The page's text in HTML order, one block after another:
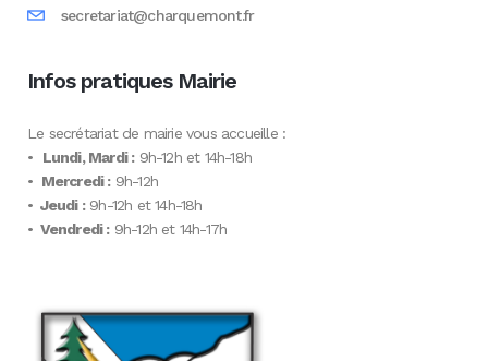
secretariat@charquemont.fr
Infos pratiques Mairie
Le secrétariat de mairie vous accueille :
• Lundi, Mardi :9h-12h et 14h-18h
• Mercredi :9h-12h
• Jeudi :9h-12h et 14h-18h
• Vendredi :9h-12h et 14h-17h